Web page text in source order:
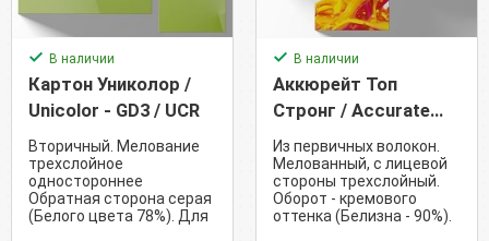
В наличии
Картон Униколор /
Unicolor - GD3 / UCR
Вторичный. Мелование
трехслойное
одностороннее
Обратная сторона серая
(Белого цвета 78%). Для
В наличии
Аккюрейт Топ
Стронг / Accurate
Top Strong - GC2 /
ACS
Из первичных волокон.
Мелованный, с лицевой
стороны трехслойный.
Оборот - кремового
оттенка (Белизна - 90%).